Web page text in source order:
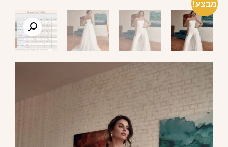
מבצע!